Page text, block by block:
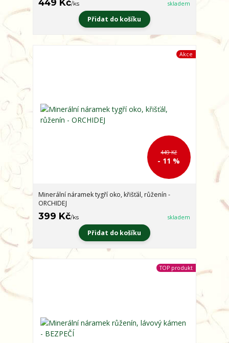
449 Kč/ks skladem
Přidat do košíku
Akce
449 Kč
- 11 %
Minerální náramek tygří oko, křišťál, růženín -
ORCHIDEJ
399 Kč/ks skladem
Přidat do košíku
TOP produkt